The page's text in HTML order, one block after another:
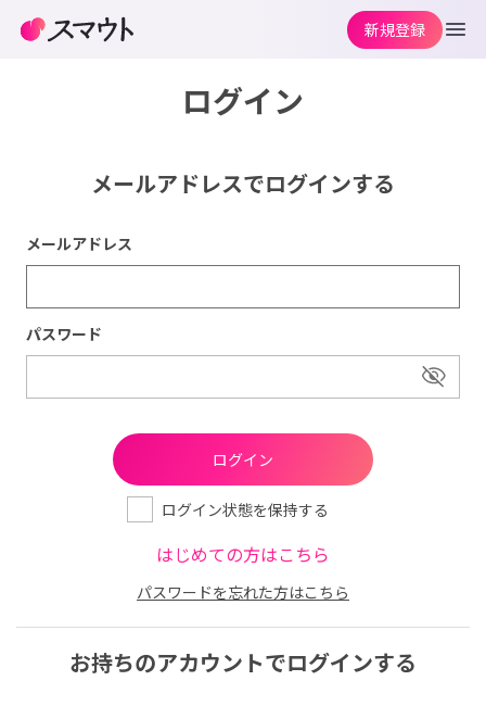
ログイン
メールアドレスでログインする
メールアドレス
パスワード
ログイン状態を保持する
はじめての方はこちら
パスワードを忘れた方はこちら
お持ちのアカウントでログインする
新規登録